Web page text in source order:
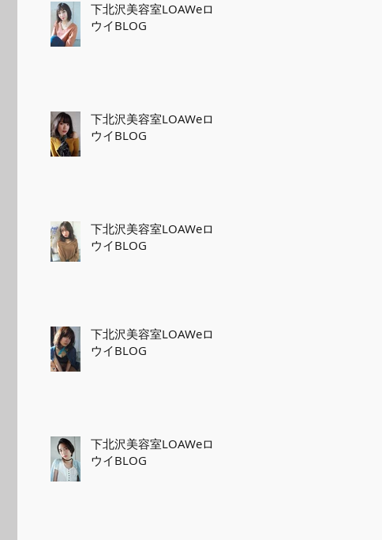
下北沢美容室LOAWeロ
ウイBLOG
下北沢美容室LOAWeロ
ウイBLOG
下北沢美容室LOAWeロ
ウイBLOG
下北沢美容室LOAWeロ
ウイBLOG
下北沢美容室LOAWeロ
ウイBLOG